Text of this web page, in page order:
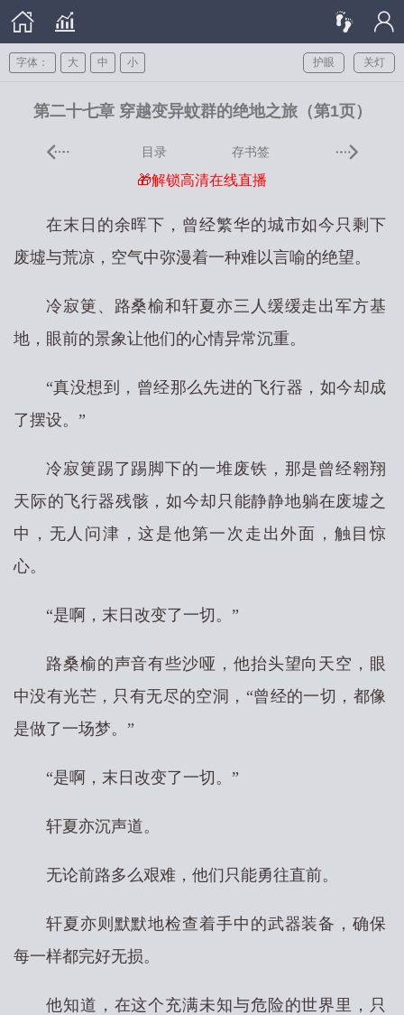
关灯
护眼
字体： 大 中 小
第二十七章 穿越变异蚊群的绝地之旅（第1页）
目录 存书签
🎁解锁高清在线直播
在末日的余晖下，曾经繁华的城市如今只剩下
废墟与荒凉，空气中弥漫着一种难以言喻的绝望。
冷寂筻、路桑榆和轩夏亦三人缓缓走出军方基
地，眼前的景象让他们的心情异常沉重。
“真没想到，曾经那么先进的飞行器，如今却成
了摆设。”
冷寂筻踢了踢脚下的一堆废铁，那是曾经翱翔
天际的飞行器残骸，如今却只能静静地躺在废墟之
中，无人问津，这是他第一次走出外面，触目惊
心。
“是啊，末日改变了一切。”
路桑榆的声音有些沙哑，他抬头望向天空，眼
中没有光芒，只有无尽的空洞，“曾经的一切，都像
是做了一场梦。”
“是啊，末日改变了一切。”
轩夏亦沉声道。
无论前路多么艰难，他们只能勇往直前。
轩夏亦则默默地检查着手中的武器装备，确保
每一样都完好无损。
他知道，在这个充满未知与危险的世界里，只